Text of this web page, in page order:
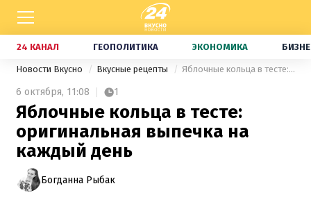
24 КАНАЛ ГЕОПОЛИТИКА ЭКОНОМИКА
Новости Вкусно Вкусные рецепты Яблочные кольца в тесте: оригинальная выпечка на каждый день
6 октября, 11:08 1
Яблочные кольца в тесте:
оригинальная выпечка на
каждый день
Богданна Рыбак